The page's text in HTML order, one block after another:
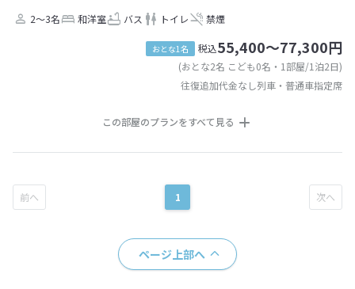
2～3名 和洋室 バス トイレ 禁煙
おとな1名 税込55,400～77,300円
(おとな2名 こども0名・1部屋/1泊2日)
往復追加代金なし列車・普通車指定席
この部屋のプランをすべて見る
1
ページ上部へ